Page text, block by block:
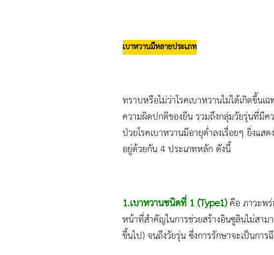
เบาหวานมีหลายประเภท
ทราบหรือไม่ว่าโรคเบาหวานไม่ได้เกิดขึ้น
ความผิดปกติของยีน รวมถึงกลุ่มวัยรุ่นที่มี
ป่วยโรคเบาหวานมีอายุต่ำลงเรื่อยๆ ยิ่งแส
อยู่ด้วยกัน 4 ประเภทหลัก ดังนี้
1.เบาหวานชนิดที่ 1 (Type1)คือ ภาวะพ
หน้าที่สำคัญในการช่วยสร้างอินซูลินไม่สา
ขึ้นไป) จนถึงวัยรุ่น ซึ่งการรักษาจะเป็นกา